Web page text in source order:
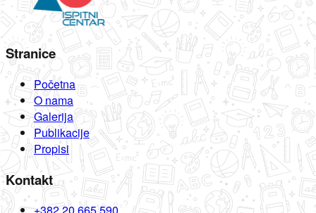
Stranice
Početna
O nama
Galerija
Publikacije
Propisi
Kontakt